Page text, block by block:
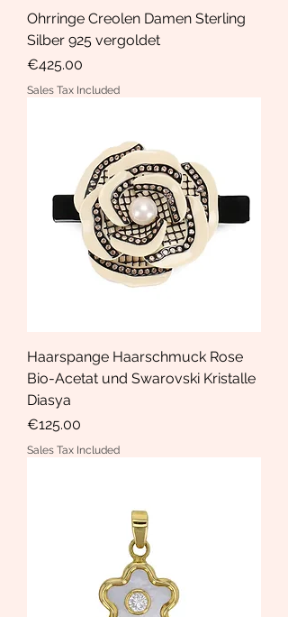
Ohrringe Creolen Damen Sterling
Silber 925 vergoldet
Price
€425.00
Sales Tax Included
Haarspange Haarschmuck Rose
Bio-Acetat und Swarovski Kristalle
Diasya
Price
€125.00
Sales Tax Included